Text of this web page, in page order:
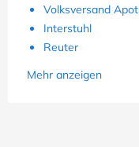
Volksversand
Interstuhl
Reuter
Mehr anzeigen